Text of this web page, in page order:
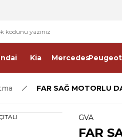
2500 TL ÜSTÜ ÜCRETSİZ
Kia MercedesPeugeot
FAR SAĞ MOTORLU
GVA
FAR